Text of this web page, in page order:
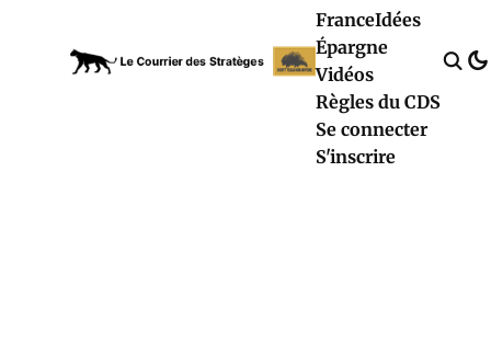
FranceIdées
Épargne
Vidéos
Règles du CDS
Se connecter
S'inscrire